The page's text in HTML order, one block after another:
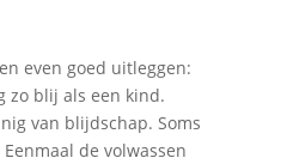
even goed uitleggen:
zo blij als een kind.
van blijdschap. Soms
de volwassen